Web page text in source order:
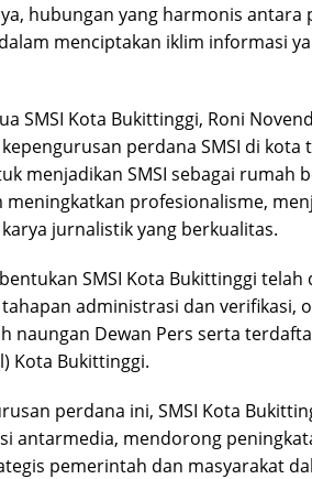
hubungan yang harmonis antara
menciptakan iklim informasi
SMSI Kota Bukittinggi, Roni
perdana SMSI di kota
menjadikan SMSI sebagai rumah
profesionalisme,
jurnalistik yang berkualitas.
SMSI Kota Bukittinggi telah
administrasi dan verifikasi,
naungan Dewan Pers serta
Kota Bukittinggi.
perdana ini, SMSI Kota
antarmedia, mendorong
pemerintah dan masyarakat